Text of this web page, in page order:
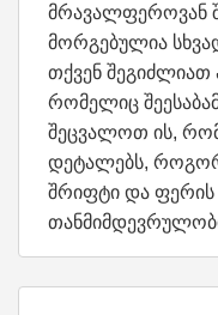
მრავალფეროვან
მორგებულია
თქვენ
რომელიც
შეცვალოთ ის,
დეტალებს,
შრიფტი და ფერის